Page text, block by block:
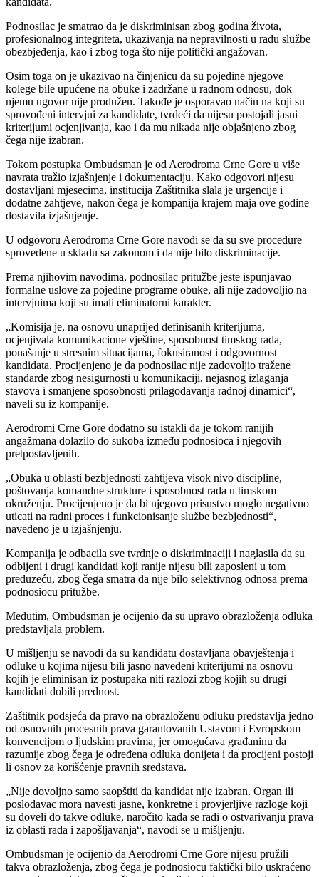
Podnosilac je smatrao da je diskriminisan zbog godina života,
profesionalnog integriteta, ukazivanja na nepravilnosti u radu službe
obezbjeđenja, kao i zbog toga što nije politički angažovan.
Osim toga on je ukazivao na činjenicu da su pojedine njegove
kolege bile upućene na obuke i zadržane u radnom odnosu, dok
njemu ugovor nije produžen. Takođe je osporavao način na koji su
sprovođeni intervjui za kandidate, tvrdeći da nijesu postojali jasni
kriterijumi ocjenjivanja, kao i da mu nikada nije objašnjeno zbog
čega nije izabran.
Tokom postupka Ombudsman je od Aerodroma Crne Gore u više
navrata tražio izjašnjenje i dokumentaciju. Kako odgovori nijesu
dostavljani mjesecima, institucija Zaštitnika slala je urgencije i
dodatne zahtjeve, nakon čega je kompanija krajem maja ove godine
dostavila izjašnjenje.
U odgovoru Aerodroma Crne Gore navodi se da su sve procedure
sprovedene u skladu sa zakonom i da nije bilo diskriminacije.
Prema njihovim navodima, podnosilac pritužbe jeste ispunjavao
formalne uslove za pojedine programe obuke, ali nije zadovoljio na
intervjuima koji su imali eliminatorni karakter.
„Komisija je, na osnovu unaprijed definisanih kriterijuma,
ocjenjivala komunikacione vještine, sposobnost timskog rada,
ponašanje u stresnim situacijama, fokusiranost i odgovornost
kandidata. Procijenjeno je da podnosilac nije zadovoljio tražene
standarde zbog nesigurnosti u komunikaciji, nejasnog izlaganja
stavova i smanjene sposobnosti prilagođavanja radnoj dinamici“,
naveli su iz kompanije.
Aerodromi Crne Gore dodatno su istakli da je tokom ranijih
angažmana dolazilo do sukoba između podnosioca i njegovih
pretpostavljenih.
„Obuka u oblasti bezbjednosti zahtijeva visok nivo discipline,
poštovanja komandne strukture i sposobnost rada u timskom
okruženju. Procijenjeno je da bi njegovo prisustvo moglo negativno
uticati na radni proces i funkcionisanje službe bezbjednosti“,
navedeno je u izjašnjenju.
Kompanija je odbacila sve tvrdnje o diskriminaciji i naglasila da su
odbijeni i drugi kandidati koji ranije nijesu bili zaposleni u tom
preduzeću, zbog čega smatra da nije bilo selektivnog odnosa prema
podnosiocu pritužbe.
Međutim, Ombudsman je ocijenio da su upravo obrazloženja odluka
predstavljala problem.
U mišljenju se navodi da su kandidatu dostavljana obavještenja i
odluke u kojima nijesu bili jasno navedeni kriterijumi na osnovu
kojih je eliminisan iz postupaka niti razlozi zbog kojih su drugi
kandidati dobili prednost.
Zaštitnik podsjeća da pravo na obrazloženu odluku predstavlja jedno
od osnovnih procesnih prava garantovanih Ustavom i Evropskom
konvencijom o ljudskim pravima, jer omogućava građaninu da
razumije zbog čega je određena odluka donijeta i da procijeni postoji
li osnov za korišćenje pravnih sredstava.
„Nije dovoljno samo saopštiti da kandidat nije izabran. Organ ili
poslodavac mora navesti jasne, konkretne i provjerljive razloge koji
su doveli do takve odluke, naročito kada se radi o ostvarivanju prava
iz oblasti rada i zapošljavanja“, navodi se u mišljenju.
Ombudsman je ocijenio da Aerodromi Crne Gore nijesu pružili
takva obrazloženja, zbog čega je podnosiocu faktički bilo uskraćeno